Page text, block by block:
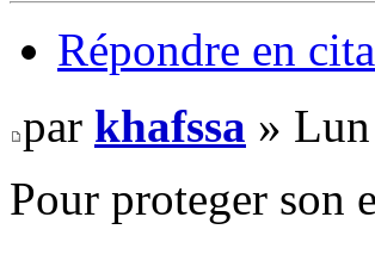
Répondre en
par khafssa »
Pour proteger son